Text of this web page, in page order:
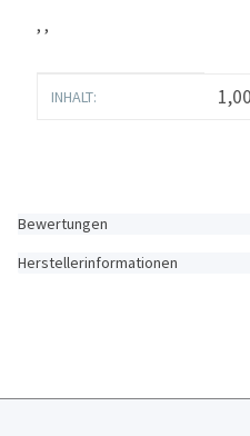
, ,
Produkteigenschaft
Wert
INHALT:
Bewertungen
Herstellerinformationen